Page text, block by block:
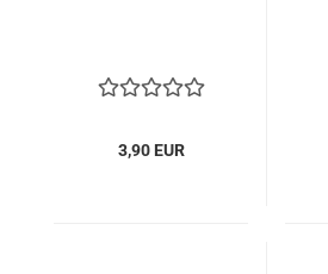
3,90 EUR